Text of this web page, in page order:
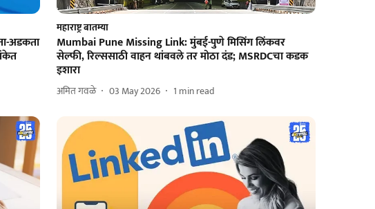
अडकता
महाराष्ट्र बातम्या
Mumbai Pune Missing Link: मुंबई-पुणे मिसिंग लिंकवर
सेल्फी, रिल्ससाठी वाहन थांबवले तर मोठा दंड; MSRDCचा कडक
इशारा
अमित गवळे 03 May 2026 1 min read